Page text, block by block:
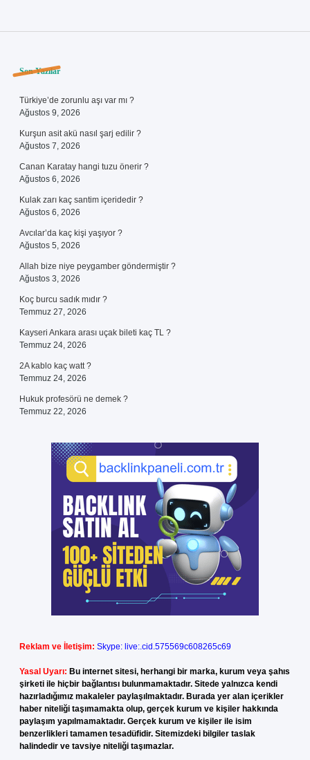
Sidebar
Son Yazılar
Türkiye’de zorunlu aşı var mı ?
Ağustos 9, 2026
Kurşun asit akü nasıl şarj edilir ?
Ağustos 7, 2026
Canan Karatay hangi tuzu önerir ?
Ağustos 6, 2026
Kulak zarı kaç santim içeridedir ?
Ağustos 6, 2026
Avcılar’da kaç kişi yaşıyor ?
Ağustos 5, 2026
Allah bize niye peygamber göndermiştir ?
Ağustos 3, 2026
Koç burcu sadık mıdır ?
Temmuz 27, 2026
Kayseri Ankara arası uçak bileti kaç TL ?
Temmuz 24, 2026
2A kablo kaç watt ?
Temmuz 24, 2026
Hukuk profesörü ne demek ?
Temmuz 22, 2026
Reklam ve İletişim: Skype: live:.cid.575569c608265c69
Yasal Uyarı: Bu internet sitesi, herhangi bir marka, kurum veya şahıs
şirketi ile hiçbir bağlantısı bulunmamaktadır. Sitede yalnızca kendi
hazırladığımız makaleler paylaşılmaktadır. Burada yer alan içerikler
haber niteliği taşımamakta olup, gerçek kurum ve kişiler hakkında
paylaşım yapılmamaktadır. Gerçek kurum ve kişiler ile isim
benzerlikleri tamamen tesadüfidir. Sitemizdeki bilgiler taslak
halindedir ve tavsiye niteliği taşımazlar.